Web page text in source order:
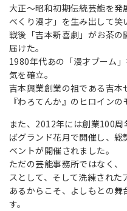
大正〜昭和初期伝統芸能を発
べくり漫才」を生み出して笑
戦後「吉本新喜劇」がお茶
届けた。
1980年代あの「漫才ブーム
気を確立。
吉本興業創業の祖である吉
『わろてんか』のヒロインの
また、 2012年には創業100周
ばグランド花月で開催し、総
ベントが開催されました。
ただの芸能事務所ではなく
スとして、そして洗練され
あるからこそ、よしもとの
す。